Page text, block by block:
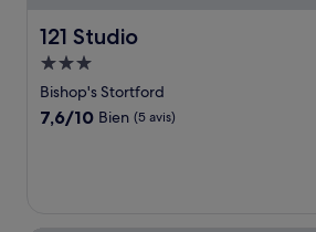
121 Studio
121 Studio
Hébergement
3.0 étoiles
Bishop's Stortford
7.6
7,6/10 Bien (5 avis)